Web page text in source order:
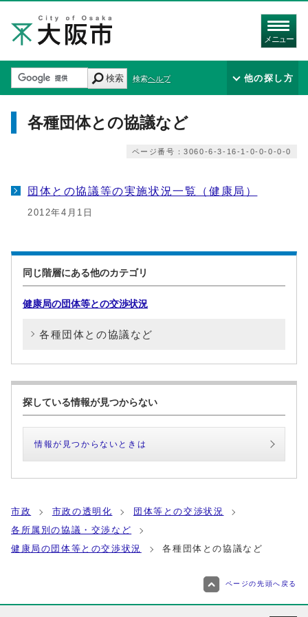
メニュー
検索 検索ヘルプ 他の探し方
各種団体との協議など
ページ番号：3060-6-3-16-1-0-0-0-0-0
団体との協議等の実施状況一覧（健康局）
2012年4月1日
同じ階層にある他のカテゴリ
健康局の団体等との交渉状況
各種団体との協議など
探している情報が見つからない
情報が見つからないときは
市政 市政の透明化
団体等との交渉状況
各所属別の協議・交渉など
健康局の団体等との交渉状況
各種団体との協議など
ページの先頭へ戻る